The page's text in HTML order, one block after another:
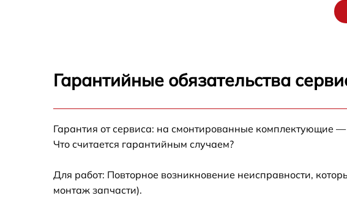
Гарантийные обязательства
Гарантия от сервиса: на смонтированные комплектующие
Что считается гарантийным случаем?
Для работ: Повторное возникновение неисправности,
монтаж запчасти).